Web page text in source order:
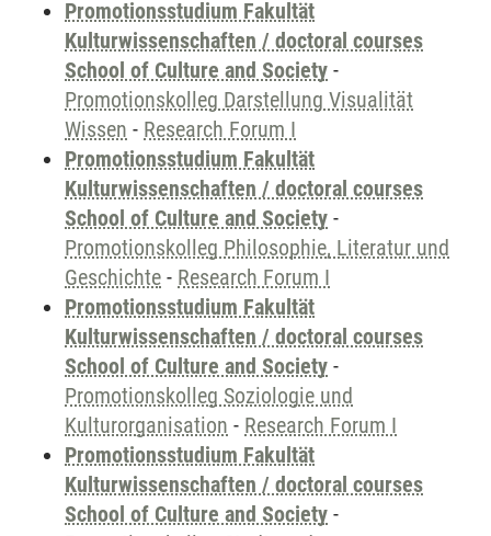
Promotionsstudium Fakultät
Kulturwissenschaften / doctoral courses
School of Culture and Society -
Promotionskolleg Darstellung Visualität
Wissen - Research Forum I
Promotionsstudium Fakultät
Kulturwissenschaften / doctoral courses
School of Culture and Society -
Promotionskolleg Philosophie, Literatur und
Geschichte - Research Forum I
Promotionsstudium Fakultät
Kulturwissenschaften / doctoral courses
School of Culture and Society -
Promotionskolleg Soziologie und
Kulturorganisation - Research Forum I
Promotionsstudium Fakultät
Kulturwissenschaften / doctoral courses
School of Culture and Society -